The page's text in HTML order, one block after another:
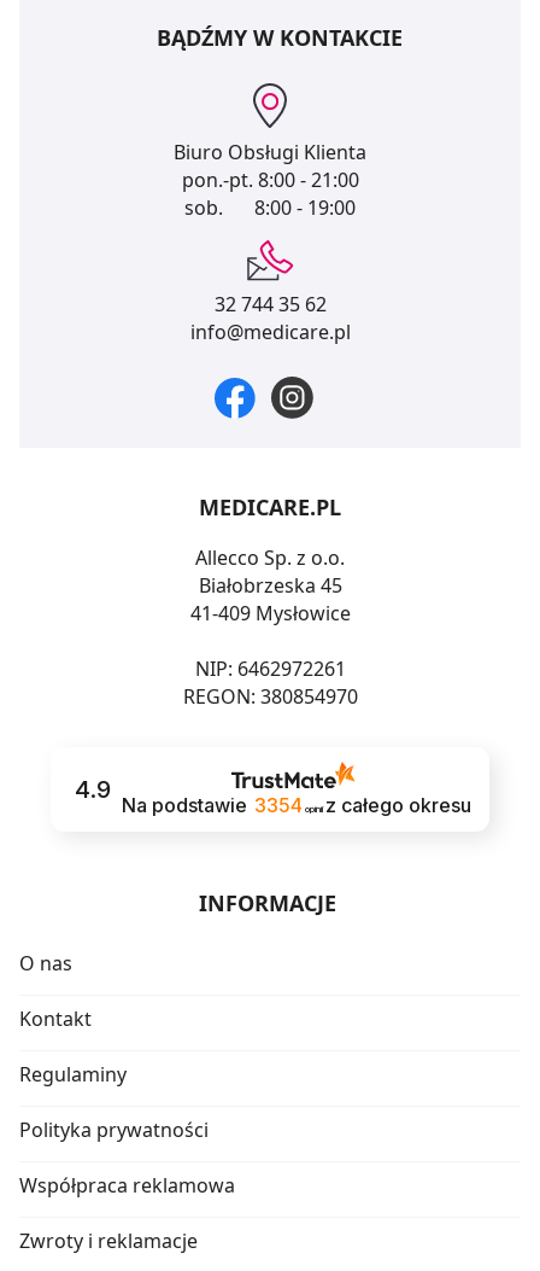
BĄDŹMY W KONTAKCIE
Biuro Obsługi Klienta
pon.-pt. 8:00 - 21:00
sob.
8:00 - 19:00
32 744 35 62
info@medicare.pl
MEDICARE.PL
Allecco Sp. z o.o.
Białobrzeska 45
41-409 Mysłowice
NIP: 6462972261
REGON: 380854970
4.9
Na podstawie 3354 opinii z całego okresu
INFORMACJE
O nas
Kontakt
Regulaminy
Polityka prywatności
Współpraca reklamowa
Zwroty i reklamacje